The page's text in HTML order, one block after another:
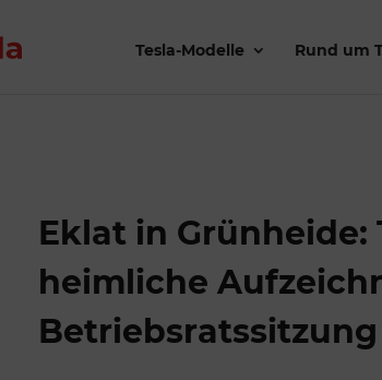
Tesla-Modelle Rund um
Eklat in Grünheide:
heimliche